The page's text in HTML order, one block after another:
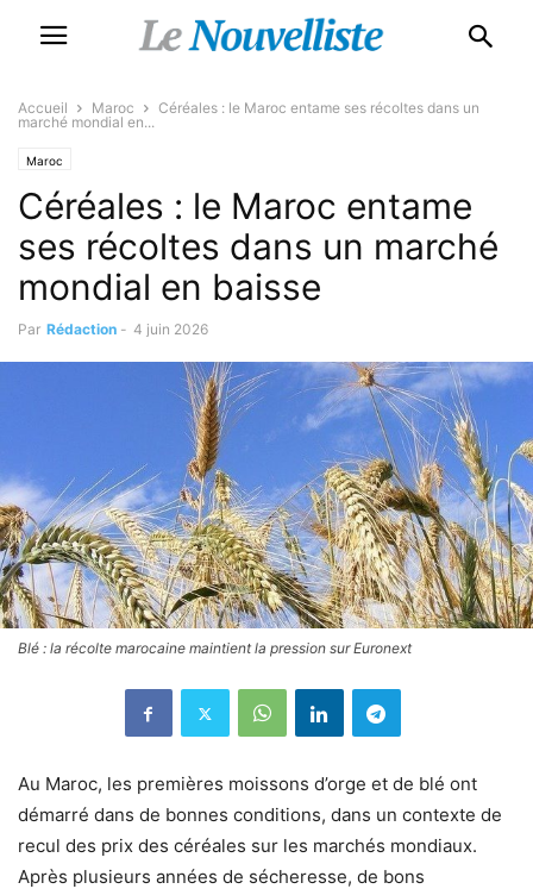
Accueil Maroc
Céréales : le Maroc entame ses récoltes dans un
marché mondial en...
Maroc
Céréales : le Maroc entame
ses récoltes dans un marché
mondial en baisse
Par Rédaction - 4 juin 2026
Blé : la récolte marocaine maintient la pression sur Euronext
Au Maroc, les premières moissons d’orge et de blé ont
démarré dans de bonnes conditions, dans un contexte de
recul des prix des céréales sur les marchés mondiaux.
Après plusieurs années de sécheresse, de bons